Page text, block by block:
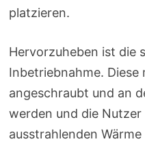
platzieren.
Hervorzuheben ist die
Inbetriebnahme. Diese
angeschraubt und an
werden und die
ausstrahlenden